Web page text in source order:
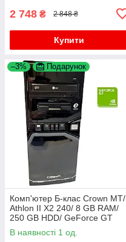
2 748 ₴ 2 848 ₴
Купити
–3% Подарунок
Комп'ютер Б-клас Crown MT/
Athlon II X2 240/ 8 GB RAM/
250 GB HDD/ GeForce GT
440 1GB/ 300W
В наявності 1 од.